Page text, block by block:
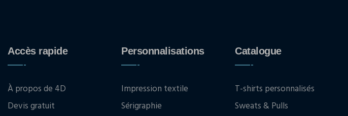
Accès rapide
À propos de 4D
Devis gratuit
Personnalisations
Impression textile
Sérigraphie
Catalogue
T-shirts personnalisés
Sweats & Pulls